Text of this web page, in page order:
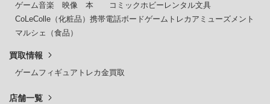
ゲーム音楽 映像 本 コミックホビー レンタル文具
CoLeColle（化粧品） 携帯電話ボードゲーム トレカ アミューズメント
マルシェ（食品）
買取情報
ゲームフィギュア トレカ金買取
店舗一覧